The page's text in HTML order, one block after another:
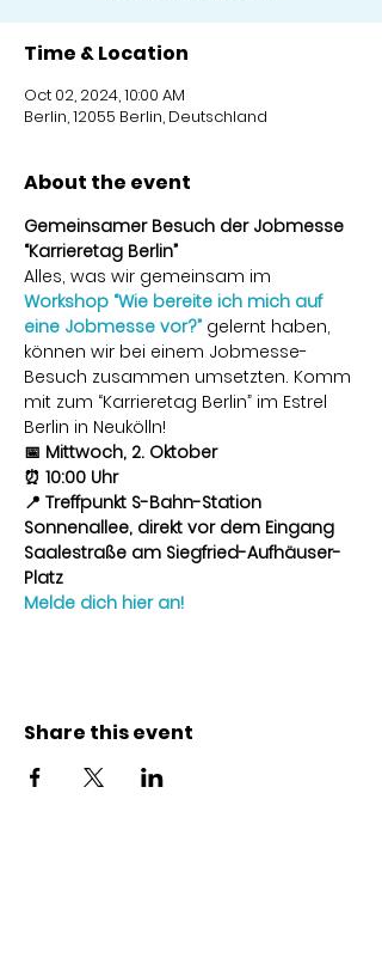
Time & Location
Oct 02, 2024, 10:00 AM
Berlin, 12055 Berlin, Deutschland
About the event
Gemeinsamer Besuch der Jobmesse
“Karrieretag Berlin”
Alles, was wir gemeinsam im
Workshop “Wie bereite ich mich auf
eine Jobmesse vor?” gelernt haben,
können wir bei einem Jobmesse-
Besuch zusammen umsetzten. Komm
mit zum “Karrieretag Berlin” im Estrel
Berlin in Neukölln!
📅 Mittwoch, 2. Oktober
⏰ 10:00 Uhr
📍 Treffpunkt S-Bahn-Station
Sonnenallee, direkt vor dem Eingang
Saalestraße am Siegfried-Aufhäuser-
Platz
Melde dich hier an!
Share this event